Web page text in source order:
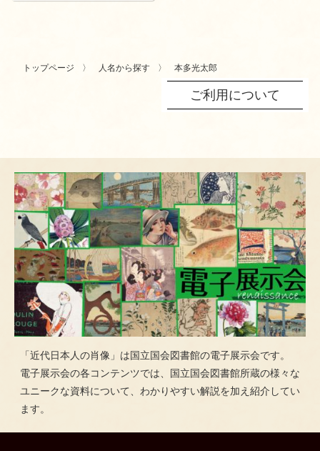
トップページ 人名から探す 本多光太郎
ご利用について
「近代日本人の肖像」は国立国会図書館の電子展示会です。
電子展示会の各コンテンツでは、国立国会図書館所蔵の様々な
ユニークな資料について、わかりやすい解説を加え紹介してい
ます。